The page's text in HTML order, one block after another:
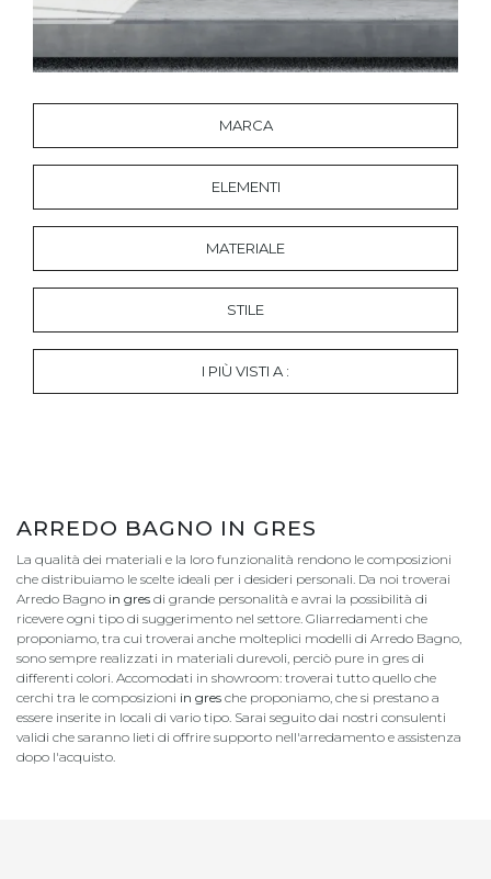
MARCA
ELEMENTI
MATERIALE
STILE
I PIÙ VISTI A :
ARREDO BAGNO IN GRES
La qualità dei materiali e la loro funzionalità rendono le composizioni
che distribuiamo le scelte ideali per i desideri personali. Da noi troverai
Arredo Bagno in gres di grande personalità e avrai la possibilità di
ricevere ogni tipo di suggerimento nel settore. Gliarredamenti che
proponiamo, tra cui troverai anche molteplici modelli di Arredo Bagno,
sono sempre realizzati in materiali durevoli, perciò pure in gres di
differenti colori. Accomodati in showroom: troverai tutto quello che
cerchi tra le composizioni in gres che proponiamo, che si prestano a
essere inserite in locali di vario tipo. Sarai seguito dai nostri consulenti
validi che saranno lieti di offrire supporto nell'arredamento e assistenza
dopo l'acquisto.